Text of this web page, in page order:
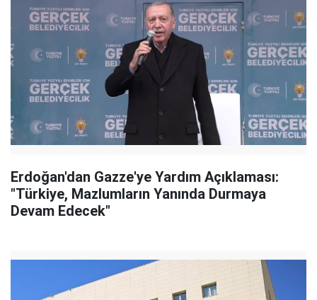
Erdoğan'dan Gazze'ye Yardım Açıklaması:
"Türkiye, Mazlumların Yanında Durmaya
Devam Edecek"